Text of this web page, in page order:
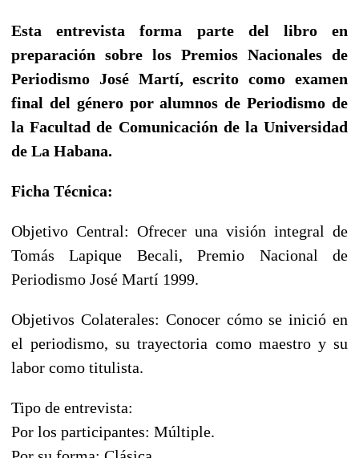
Esta entrevista forma parte del libro en
preparación sobre los Premios Nacionales de
Periodismo José Martí, escrito como examen
final del género por alumnos de Periodismo de
la Facultad de Comunicación de la Universidad
de La Habana.
Ficha Técnica:
Objetivo Central: Ofrecer una visión integral de
Tomás Lapique Becali, Premio Nacional de
Periodismo José Martí 1999.
Objetivos Colaterales: Conocer cómo se inició en
el periodismo, su trayectoria como maestro y su
labor como titulista.
Tipo de entrevista:
Por los participantes: Múltiple.